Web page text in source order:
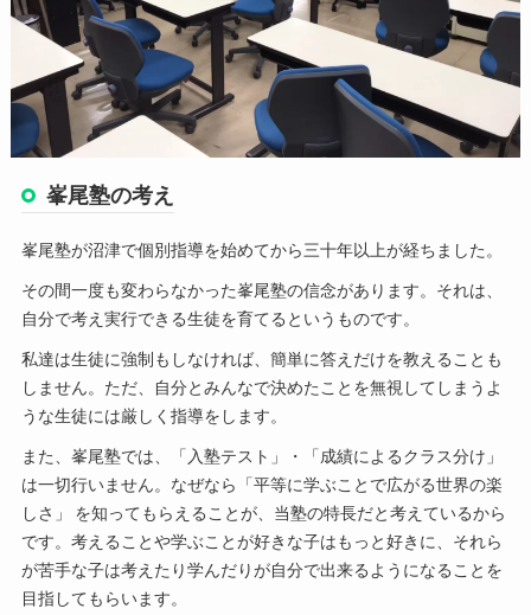
峯尾塾の考え
峯尾塾が沼津で個別指導を始めてから三十年以上が経ちました。
その間一度も変わらなかった峯尾塾の信念があります。それは、
自分で考え実行できる生徒を育てるというものです。
私達は生徒に強制もしなければ、簡単に答えだけを教えることも
しません。ただ、自分とみんなで決めたことを無視してしまうよ
うな生徒には厳しく指導をします。
また、峯尾塾では、「入塾テスト」・「成績によるクラス分け」
は一切行いません。なぜなら「平等に学ぶことで広がる世界の楽
しさ」 を知ってもらえることが、当塾の特長だと考えているから
です。考えることや学ぶことが好きな子はもっと好きに、それら
が苦手な子は考えたり学んだりが自分で出来るようになることを
目指してもらいます。